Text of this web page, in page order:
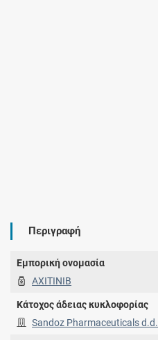
Περιγραφή
Εμπορική ονομασία
AXITINIB
Κάτοχος άδειας κυκλοφορίας
Sandoz Pharmaceuticals d.d.